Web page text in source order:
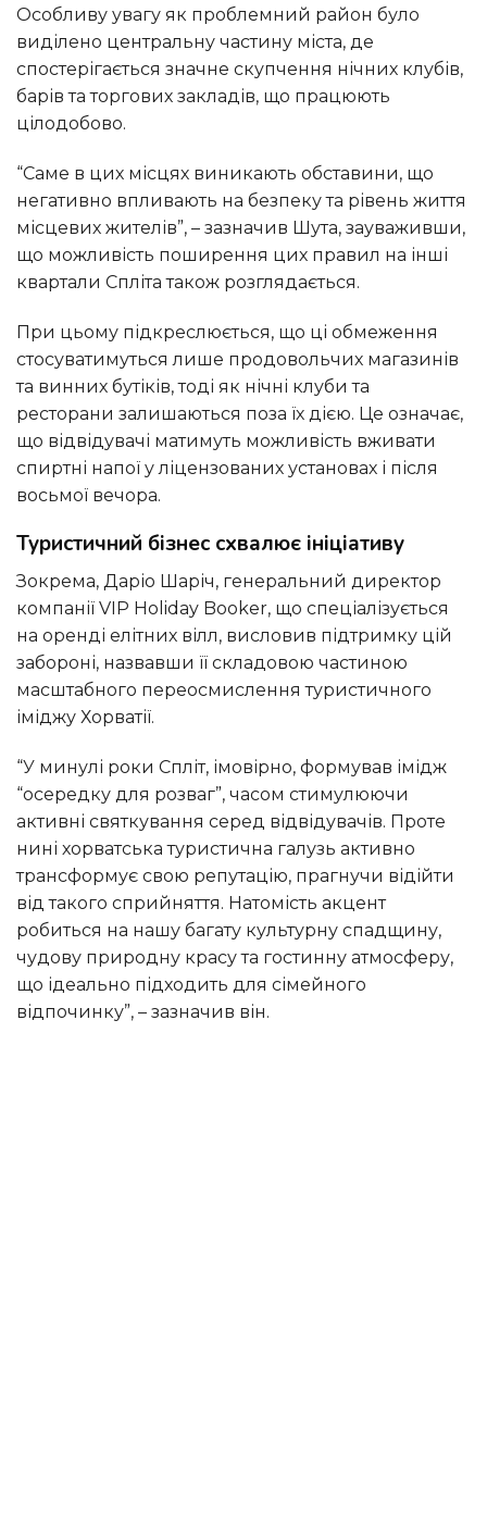
Особливу увагу як проблемний район було
виділено центральну частину міста, де
спостерігається значне скупчення нічних клубів,
барів та торгових закладів, що працюють
цілодобово.
“Саме в цих місцях виникають обставини, що
негативно впливають на безпеку та рівень життя
місцевих жителів”, – зазначив Шута, зауваживши,
що можливість поширення цих правил на інші
квартали Спліта також розглядається.
При цьому підкреслюється, що ці обмеження
стосуватимуться лише продовольчих магазинів
та винних бутіків, тоді як нічні клуби та
ресторани залишаються поза їх дією. Це означає,
що відвідувачі матимуть можливість вживати
спиртні напої у ліцензованих установах і після
восьмої вечора.
Туристичний бізнес схвалює ініціативу
Зокрема, Даріо Шаріч, генеральний директор
компанії VIP Holiday Booker, що спеціалізується
на оренді елітних вілл, висловив підтримку цій
забороні, назвавши її складовою частиною
масштабного переосмислення туристичного
іміджу Хорватії.
“У минулі роки Спліт, імовірно, формував імідж
“осередку для розваг”, часом стимулюючи
активні святкування серед відвідувачів. Проте
нині хорватська туристична галузь активно
трансформує свою репутацію, прагнучи відійти
від такого сприйняття. Натомість акцент
робиться на нашу багату культурну спадщину,
чудову природну красу та гостинну атмосферу,
що ідеально підходить для сімейного
відпочинку”, – зазначив він.